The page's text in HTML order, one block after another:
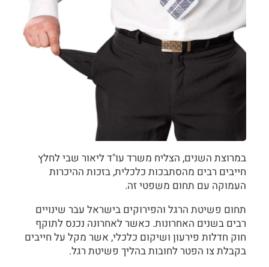
במרוצת השנים, הצליח משרד עו"ד ליאור שבי לחלץ
חייבים רבים מהסתבכות כלכלית, בזכות ההיכרות
העמוקה עם תחום משפטי זה.
תחום פשיטת הרגל והפירוקים בישראל עבר שינויים
רבים בשנים האחרונות. כאשר לאחרונה נכנס לתוקף
חוק חדלות פירעון ושיקום כלכלי, אשר מקל על חייבים
בקבלת צו הפטר לחובות בהליך פשיטת רגל.